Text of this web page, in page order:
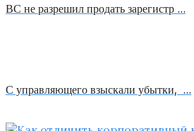
ВС не разрешил продать зарегистр …
С управляющего взыскали убытки, …